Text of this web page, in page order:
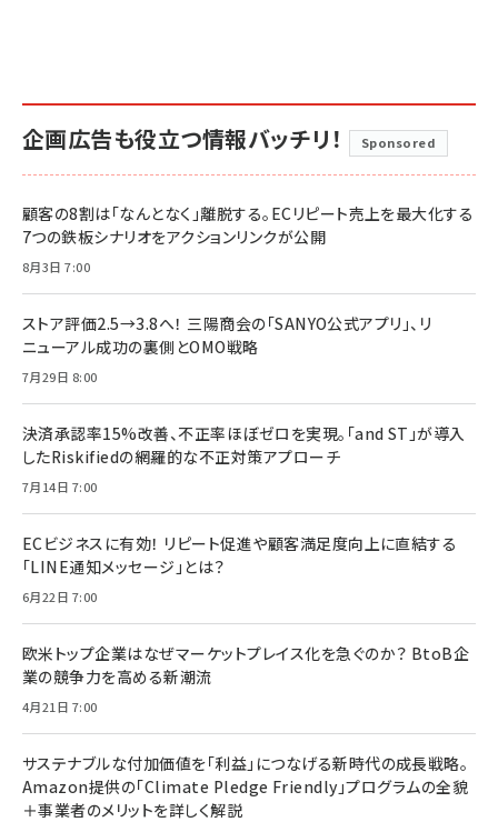
企画広告も役立つ情報バッチリ！ Sponsored
顧客の8割は「なんとなく」離脱する。ECリピート売上を最大化する
7つの鉄板シナリオをアクションリンクが公開
8月3日 7:00
ストア評価2.5→3.8へ！ 三陽商会の「SANYO公式アプリ」、リ
ニューアル成功の裏側とOMO戦略
7月29日 8:00
決済承認率15%改善、不正率ほぼゼロを実現。「and ST」が導入
したRiskifiedの網羅的な不正対策アプローチ
7月14日 7:00
ECビジネスに有効！ リピート促進や顧客満足度向上に直結する
「LINE通知メッセージ」とは？
6月22日 7:00
欧米トップ企業はなぜマーケットプレイス化を急ぐのか？ BtoB企
業の競争力を高める新潮流
4月21日 7:00
サステナブルな付加価値を「利益」につなげる新時代の成長戦略。
Amazon提供の「Climate Pledge Friendly」プログラムの全貌
＋事業者のメリットを詳しく解説